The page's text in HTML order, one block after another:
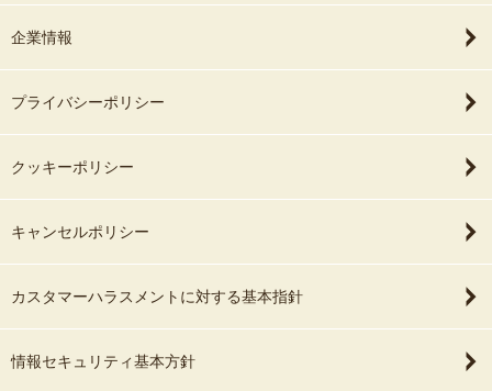
企業情報
プライバシーポリシー
クッキーポリシー
キャンセルポリシー
カスタマーハラスメントに対する基本指針
情報セキュリティ基本方針